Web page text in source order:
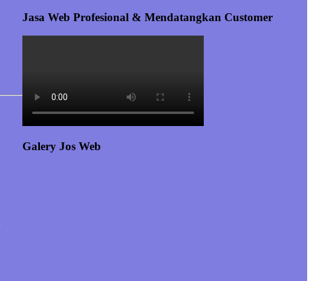
Jasa Web Profesional & Mendatangkan Customer
Galery Jos Web